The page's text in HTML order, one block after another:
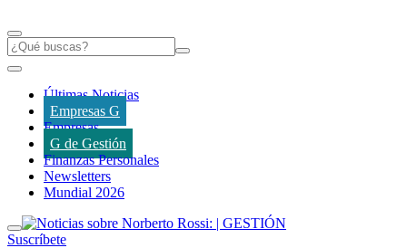
Últimas Noticias
Empresas G
Empresas
G de Gestión
Finanzas Personales
Newsletters
Mundial 2026
Suscríbete